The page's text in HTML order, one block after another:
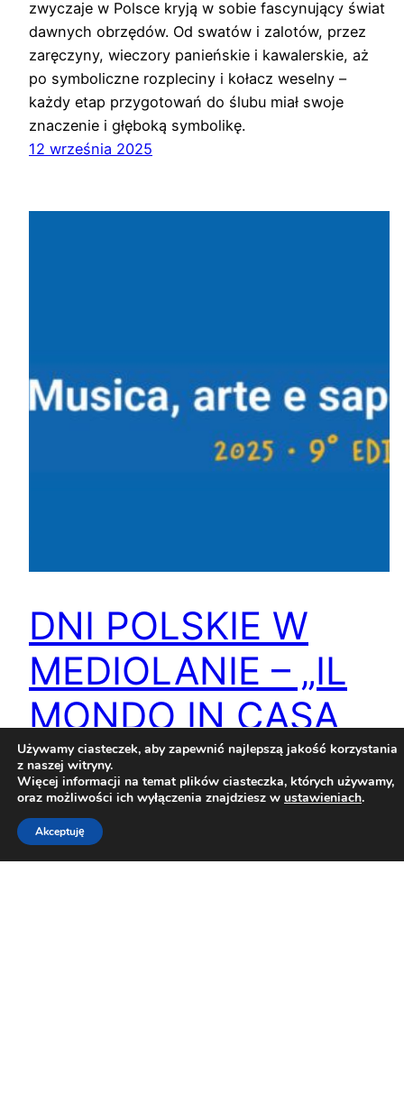
zwyczaje w Polsce kryją w sobie fascynujący świat
dawnych obrzędów. Od swatów i zalotów, przez
zaręczyny, wieczory panieńskie i kawalerskie, aż
po symboliczne rozpleciny i kołacz weselny –
każdy etap przygotowań do ślubu miał swoje
znaczenie i głęboką symbolikę.
12 września 2025
DNI POLSKIE W
MEDIOLANIE – „IL
MONDO IN CASA
2025” – 9 maja – 20
czerwca 2025
Używamy ciasteczek, aby zapewnić najlepszą jakość korzystania
z naszej witryny.
Więcej informacji na temat plików ciasteczka, których używamy,
oraz możliwości ich wyłączenia znajdziesz w ustawieniach.
Akceptuję